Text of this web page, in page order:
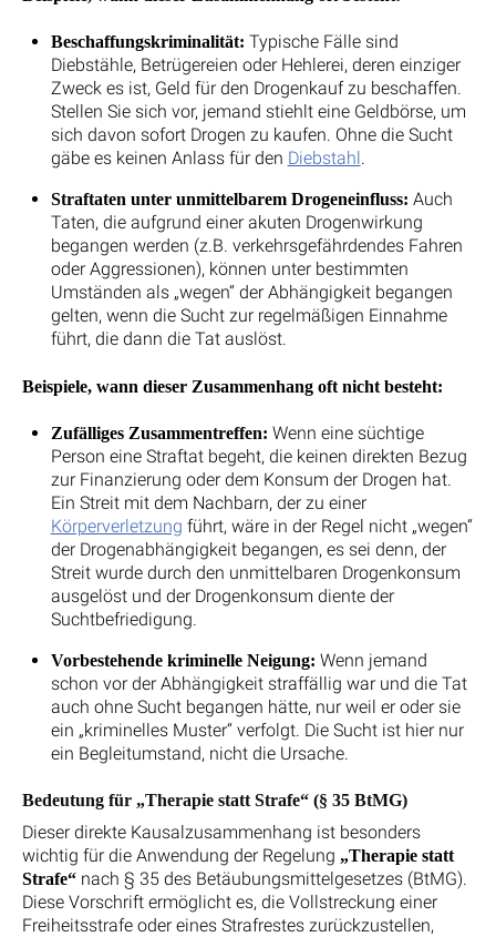
Beschaffungskriminalität: Typische Fälle sind
Diebstähle, Betrügereien oder Hehlerei, deren einziger
Zweck es ist, Geld für den Drogenkauf zu beschaffen.
Stellen Sie sich vor, jemand stiehlt eine Geldbörse, um
sich davon sofort Drogen zu kaufen. Ohne die Sucht
gäbe es keinen Anlass für den Diebstahl.
Straftaten unter unmittelbarem Drogeneinfluss: Auch
Taten, die aufgrund einer akuten Drogenwirkung
begangen werden (z.B. verkehrsgefährdendes Fahren
oder Aggressionen), können unter bestimmten
Umständen als „wegen“ der Abhängigkeit begangen
gelten, wenn die Sucht zur regelmäßigen Einnahme
führt, die dann die Tat auslöst.
Beispiele, wann dieser Zusammenhang oft nicht besteht:
Zufälliges Zusammentreffen: Wenn eine süchtige
Person eine Straftat begeht, die keinen direkten Bezug
zur Finanzierung oder dem Konsum der Drogen hat.
Ein Streit mit dem Nachbarn, der zu einer
Körperverletzung führt, wäre in der Regel nicht „wegen“
der Drogenabhängigkeit begangen, es sei denn, der
Streit wurde durch den unmittelbaren Drogenkonsum
ausgelöst und der Drogenkonsum diente der
Suchtbefriedigung.
Vorbestehende kriminelle Neigung: Wenn jemand
schon vor der Abhängigkeit straffällig war und die Tat
auch ohne Sucht begangen hätte, nur weil er oder sie
ein „kriminelles Muster“ verfolgt. Die Sucht ist hier nur
ein Begleitumstand, nicht die Ursache.
Bedeutung für „Therapie statt Strafe“ (§ 35 BtMG)
Dieser direkte Kausalzusammenhang ist besonders
wichtig für die Anwendung der Regelung „Therapie statt
Strafe“ nach § 35 des Betäubungsmittelgesetzes (BtMG).
Diese Vorschrift ermöglicht es, die Vollstreckung einer
Freiheitsstrafe oder eines Strafrestes zurückzustellen,